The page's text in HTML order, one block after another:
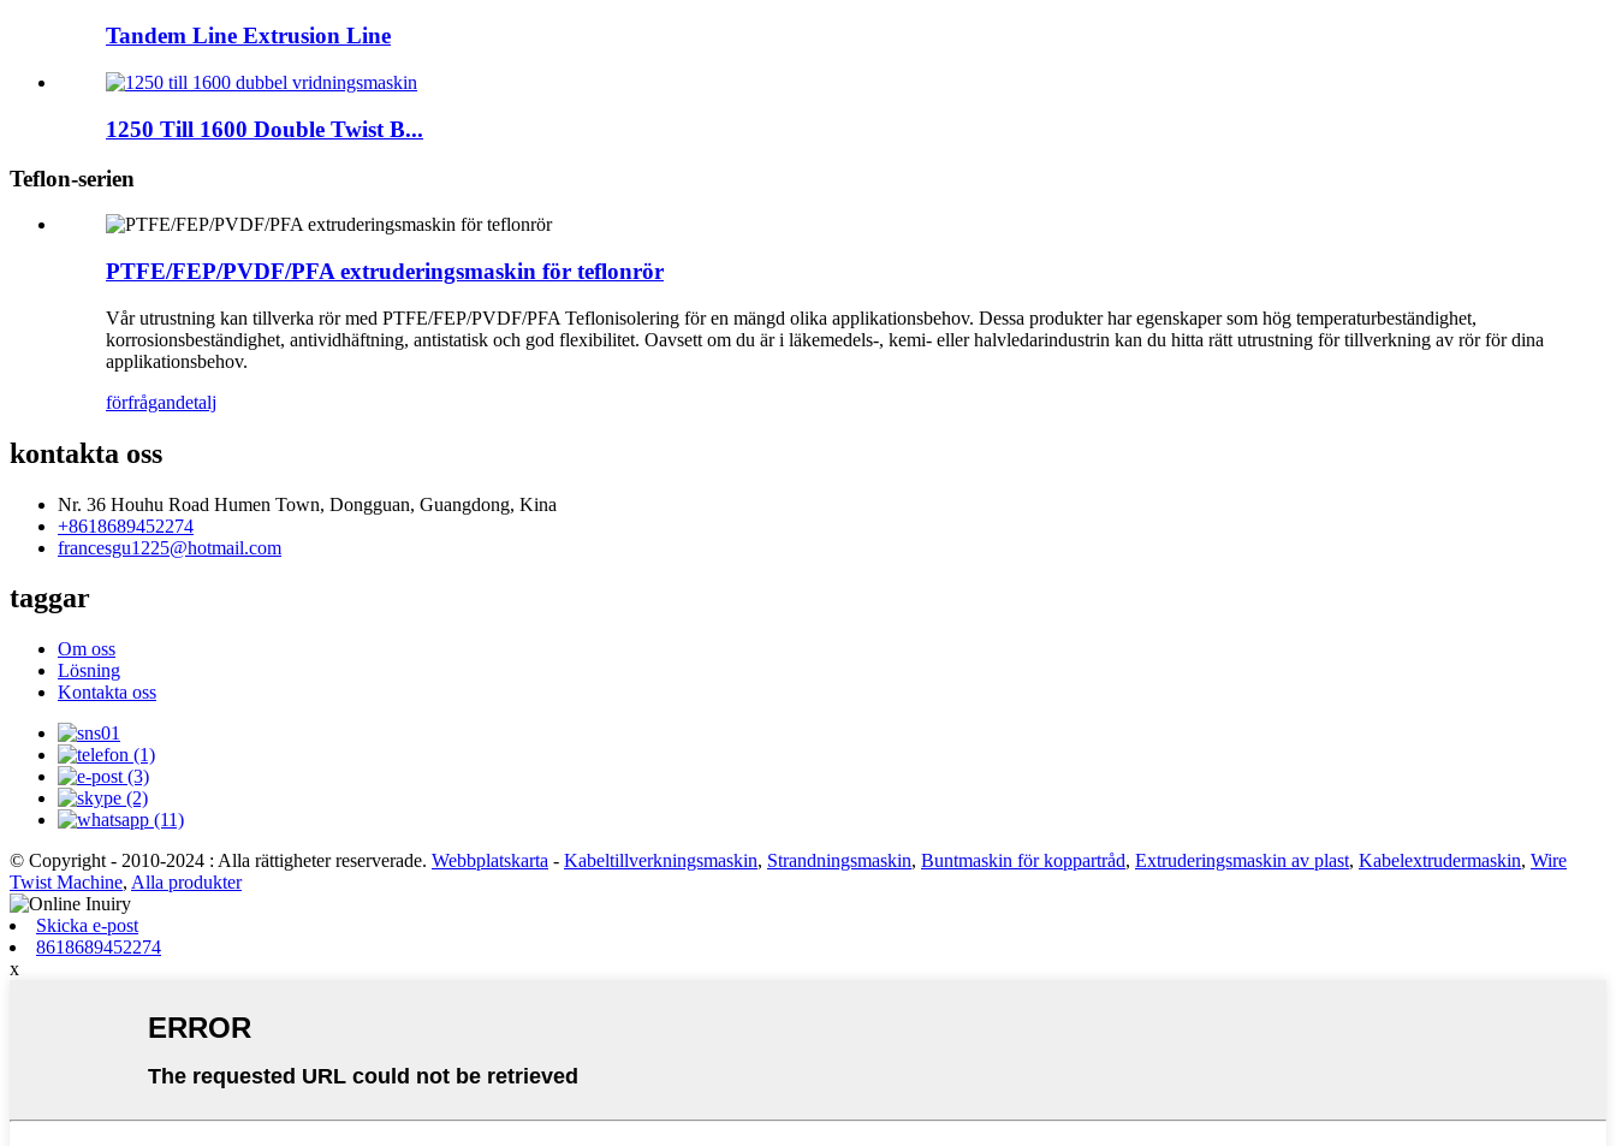
Tandem Line Extrusion Line
1250 Till 1600 Double Twist B...
Teflon-serien
PTFE/FEP/PVDF/PFA extruderingsmaskin för teflonrör
Vår utrustning kan tillverka rör med PTFE/FEP/PVDF/PFA Teflonisolering för en mängd olika applikationsbehov. Dessa produkter har egenskaper som hög temperaturbeständighet,
korrosionsbeständighet, antividhäftning, antistatisk och god flexibilitet. Oavsett om du är i läkemedels-, kemi- eller halvledarindustrin kan du hitta rätt utrustning för tillverkning av rör för dina
applikationsbehov.
förfrågandetalj
kontakta oss
Nr. 36 Houhu Road Humen Town, Dongguan, Guangdong, Kina
+8618689452274
francesgu1225@hotmail.com
taggar
Om oss
Lösning
Kontakta oss
© Copyright - 2010-2024 : Alla rättigheter reserverade. Webbplatskarta - Kabeltillverkningsmaskin, Strandningsmaskin, Buntmaskin för koppartråd, Extruderingsmaskin av plast, Kabelextrudermaskin, Wire
Twist Machine, Alla produkter
Skicka e-post
8618689452274
x